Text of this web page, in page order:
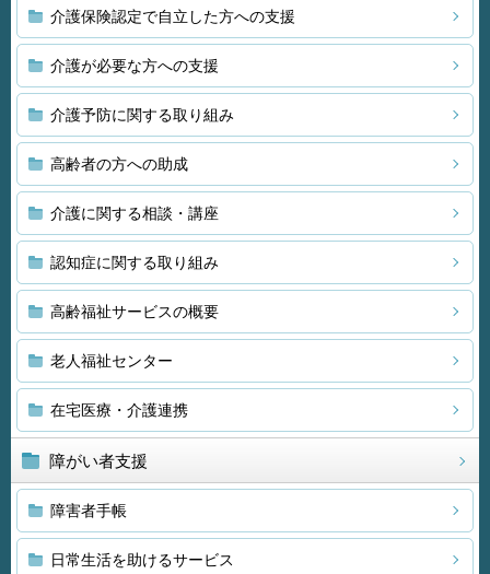
介護保険認定で自立した方への支援
介護が必要な方への支援
介護予防に関する取り組み
高齢者の方への助成
介護に関する相談・講座
認知症に関する取り組み
高齢福祉サービスの概要
老人福祉センター
在宅医療・介護連携
障がい者支援
障害者手帳
日常生活を助けるサービス